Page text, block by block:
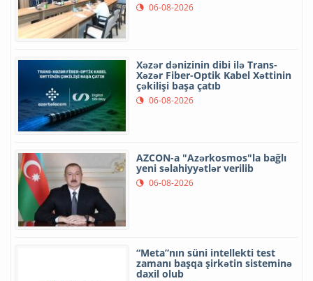
06-08-2026
Xəzər dənizinin dibi ilə Trans-
Xəzər Fiber-Optik Kabel Xəttinin
çəkilişi başa çatıb
06-08-2026
AZCON-a "Azərkosmos"la bağlı
yeni səlahiyyətlər verilib
06-08-2026
“Meta”nın süni intellekti test
zamanı başqa şirkətin sisteminə
daxil olub